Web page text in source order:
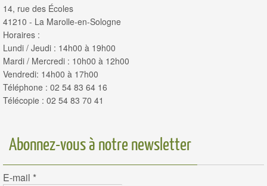
14, rue des Écoles
41210 - La Marolle-en-Sologne
Horaires :
Lundi / Jeudi : 14h00 à 19h00
Mardi / Mercredi : 10h00 à 12h00
Vendredi: 14h00 à 17h00
Téléphone : 02 54 83 64 16
Télécopie : 02 54 83 70 41
Abonnez-vous à notre newsletter
E-mail *